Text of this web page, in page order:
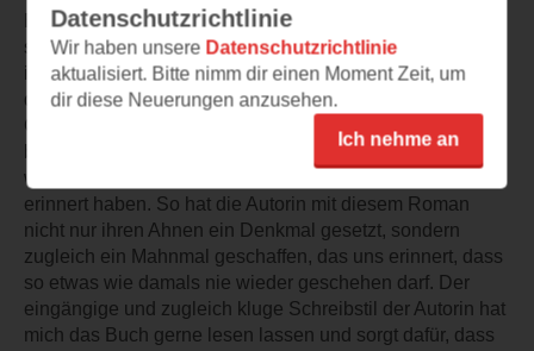
Es ist ein beeindruckender, berührender Roman, der mit
starken Charakteren aufwartet. Die fiktiven Personen und
ihre Schicksale stehen für so viele andere, denen es in
der Realität ähnlich erging. Augusts und Lottes
Geschichte ist ergreifend und wühlt auf. Es gab für mich
beim Lesen einige Momente, wo ich innehalten musste,
weil mich geschilderte Situationen an die aktuelle Lage
erinnert haben. So hat die Autorin mit diesem Roman
nicht nur ihren Ahnen ein Denkmal gesetzt, sondern
zugleich ein Mahnmal geschaffen, das uns erinnert, dass
so etwas wie damals nie wieder geschehen darf. Der
eingängige und zugleich kluge Schreibstil der Autorin hat
mich das Buch gerne lesen lassen und sorgt dafür, dass
Datenschutzrichtlinie
Wir haben unsere Datenschutzrichtlinie
aktualisiert. Bitte nimm dir einen Moment Zeit, um
dir diese Neuerungen anzusehen.
Ich nehme an